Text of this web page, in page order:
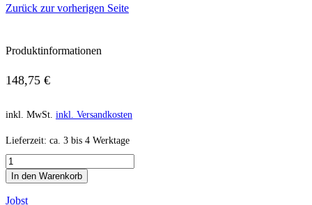
Zurück zur vorherigen Seite
Produktinformationen
148,75 €
inkl. MwSt. inkl. Versandkosten
Lieferzeit: ca. 3 bis 4 Werktage
In den Warenkorb
Jobst